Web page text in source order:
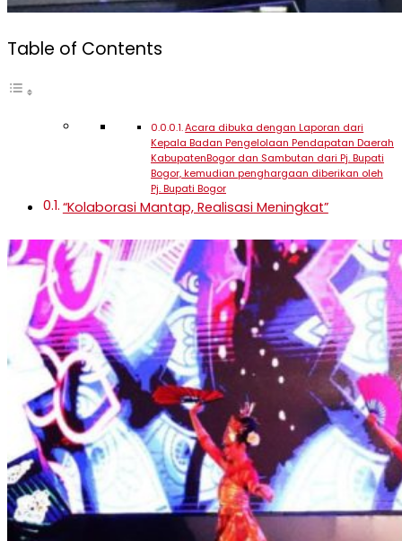
Table of Contents
Acara dibuka dengan Laporan dari
Kepala Badan Pengelolaan Pendapatan Daerah
KabupatenBogor dan Sambutan dari Pj. Bupati
Bogor, kemudian penghargaan diberikan oleh
Pj. Bupati Bogor
“Kolaborasi Mantap, Realisasi Meningkat”